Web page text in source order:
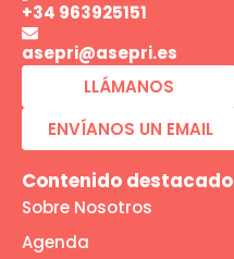
+34 963925151
asepri@asepri.es
LLÁMANOS
ENVÍANOS UN EMAIL
Contenido destacado
Sobre Nosotros
Agenda